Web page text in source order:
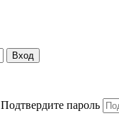
Вход
Подтвердите пароль